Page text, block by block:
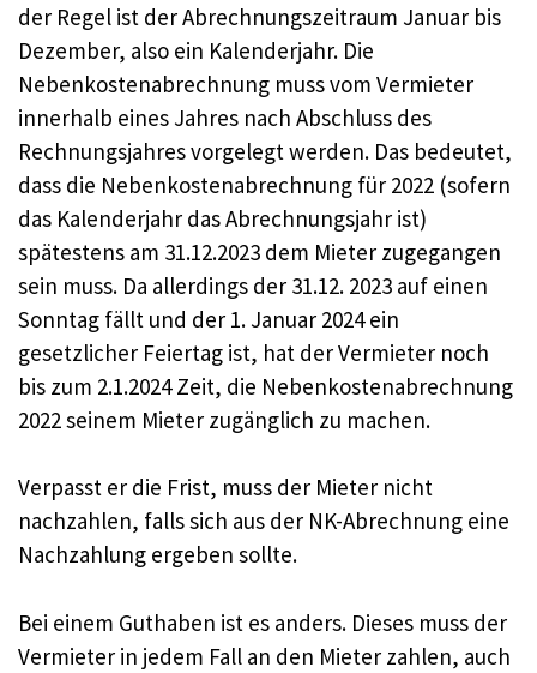
der Regel ist der Abrechnungszeitraum Januar bis
Dezember, also ein Kalenderjahr. Die
Nebenkostenabrechnung muss vom Vermieter
innerhalb eines Jahres nach Abschluss des
Rechnungsjahres vorgelegt werden. Das bedeutet,
dass die Nebenkostenabrechnung für 2022 (sofern
das Kalenderjahr das Abrechnungsjahr ist)
spätestens am 31.12.2023 dem Mieter zugegangen
sein muss. Da allerdings der 31.12. 2023 auf einen
Sonntag fällt und der 1. Januar 2024 ein
gesetzlicher Feiertag ist, hat der Vermieter noch
bis zum 2.1.2024 Zeit, die Nebenkostenabrechnung
2022 seinem Mieter zugänglich zu machen.
Verpasst er die Frist, muss der Mieter nicht
nachzahlen, falls sich aus der NK-Abrechnung eine
Nachzahlung ergeben sollte.
Bei einem Guthaben ist es anders. Dieses muss der
Vermieter in jedem Fall an den Mieter zahlen, auch